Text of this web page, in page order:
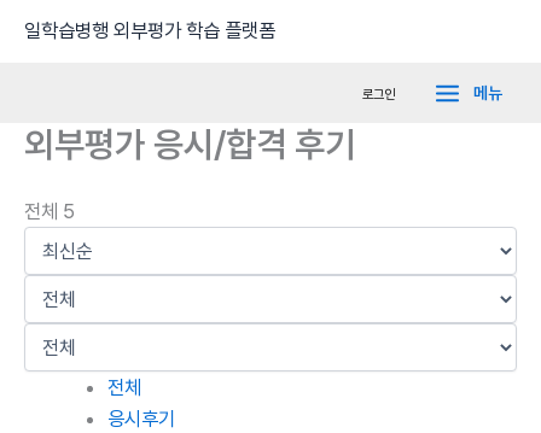
일학습병행 외부평가 학습 플랫폼
로그인
Menu
메뉴
외부평가 응시/합격 후기
전체 5
전체
응시후기